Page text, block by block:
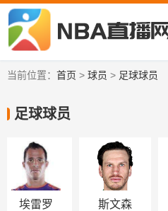
当前位置： 首页 > 球员 > 足球球员
足球球员
埃雷罗 斯文森